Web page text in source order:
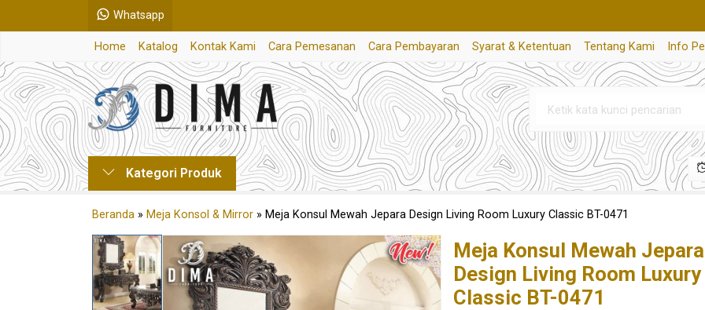
Whatsapp
Home Katalog Kontak Kami Cara Pemesanan Cara Pembayaran Syarat & Ketentuan Tentang Kami Info
Kategori Produk
Beranda » Meja Konsol & Mirror » Meja Konsul Mewah Jepara Design Living Room Luxury Classic BT-0471
Meja Konsul Mewah Jepara
Design Living Room Luxury
Classic BT-0471